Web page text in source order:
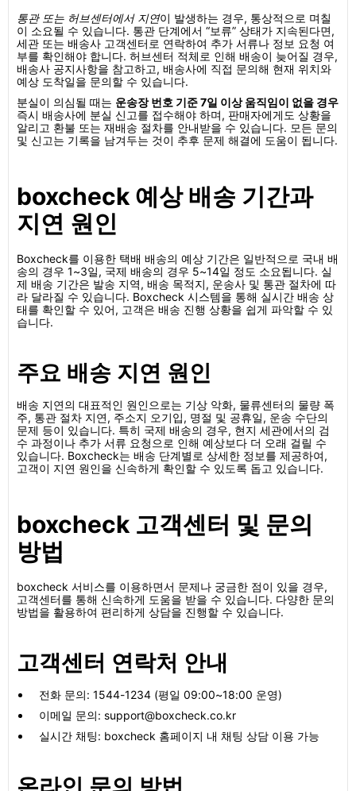
통관 또는 허브센터에서 지연이 발생하는 경우, 통상적으로 며칠
이 소요될 수 있습니다. 통관 단계에서 “보류” 상태가 지속된다면,
세관 또는 배송사 고객센터로 연락하여 추가 서류나 정보 요청 여
부를 확인해야 합니다. 허브센터 적체로 인해 배송이 늦어질 경우,
배송사 공지사항을 참고하고, 배송사에 직접 문의해 현재 위치와
예상 도착일을 문의할 수 있습니다.
분실이 의심될 때는 운송장 번호 기준 7일 이상 움직임이 없을 경우
즉시 배송사에 분실 신고를 접수해야 하며, 판매자에게도 상황을
알리고 환불 또는 재배송 절차를 안내받을 수 있습니다. 모든 문의
및 신고는 기록을 남겨두는 것이 추후 문제 해결에 도움이 됩니다.
boxcheck 예상 배송 기간과
지연 원인
Boxcheck를 이용한 택배 배송의 예상 기간은 일반적으로 국내 배
송의 경우 1~3일, 국제 배송의 경우 5~14일 정도 소요됩니다. 실
제 배송 기간은 발송 지역, 배송 목적지, 운송사 및 통관 절차에 따
라 달라질 수 있습니다. Boxcheck 시스템을 통해 실시간 배송 상
태를 확인할 수 있어, 고객은 배송 진행 상황을 쉽게 파악할 수 있
습니다.
주요 배송 지연 원인
배송 지연의 대표적인 원인으로는 기상 악화, 물류센터의 물량 폭
주, 통관 절차 지연, 주소지 오기입, 명절 및 공휴일, 운송 수단의
문제 등이 있습니다. 특히 국제 배송의 경우, 현지 세관에서의 검
수 과정이나 추가 서류 요청으로 인해 예상보다 더 오래 걸릴 수
있습니다. Boxcheck는 배송 단계별로 상세한 정보를 제공하여,
고객이 지연 원인을 신속하게 확인할 수 있도록 돕고 있습니다.
boxcheck 고객센터 및 문의
방법
boxcheck 서비스를 이용하면서 문제나 궁금한 점이 있을 경우,
고객센터를 통해 신속하게 도움을 받을 수 있습니다. 다양한 문의
방법을 활용하여 편리하게 상담을 진행할 수 있습니다.
고객센터 연락처 안내
전화 문의: 1544-1234 (평일 09:00~18:00 운영)
이메일 문의: support@boxcheck.co.kr
실시간 채팅: boxcheck 홈페이지 내 채팅 상담 이용 가능